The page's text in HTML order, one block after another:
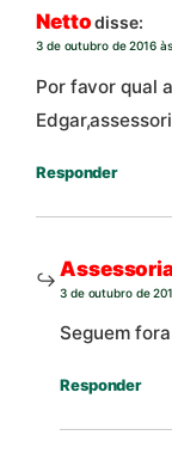
Netto disse:
3 de outubro de 2016
Por favor qual
Responder
3 de outubro de
Seguem
Responder